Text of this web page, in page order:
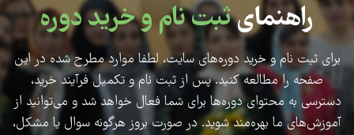
راهنمایثبت نام و خرید دوره
برای ثبت نام و خرید دوره‌های سایت، لطفا موارد مطرح شده در این
صفحه را مطالعه کنید. پس از ثبت نام و تکمیل فرآیند خرید،
دسترسی به محتوای دوره‌ها برای شما فعال خواهد شد و می‌توانید از
آموزش‌های ما بهره‌مند شوید. در صورت بروز هرگونه سوال یا مشکل،